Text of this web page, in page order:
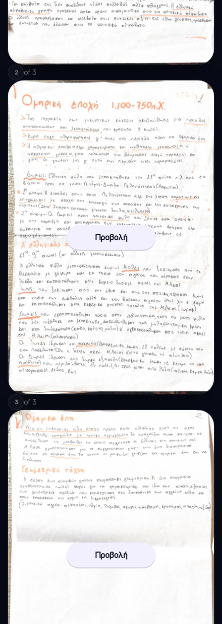
2 of 3
Προβολή
3 of 3
Προβολή